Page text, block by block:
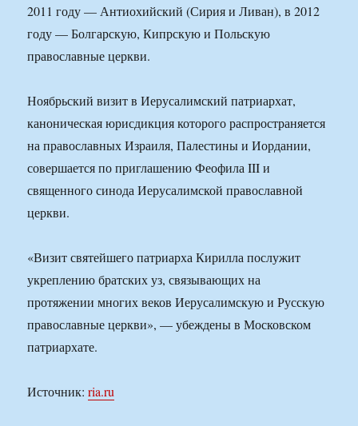
2011 году — Антиохийский (Сирия и Ливан), в 2012
году — Болгарскую, Кипрскую и Польскую
православные церкви.
Ноябрьский визит в Иерусалимский патриархат,
каноническая юрисдикция которого распространяется
на православных Израиля, Палестины и Иордании,
совершается по приглашению Феофила III и
священного синода Иерусалимской православной
церкви.
«Визит святейшего патриарха Кирилла послужит
укреплению братских уз, связывающих на
протяжении многих веков Иерусалимскую и Русскую
православные церкви», — убеждены в Московском
патриархате.
Источник:ria.ru